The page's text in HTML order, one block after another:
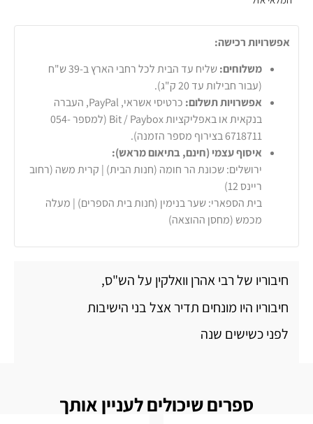
אפשרויות רכישה:
משלוחים:
שליח עד הבית לכל רחבי הארץ ב-39 ש"ח
(עבור חבילות עד 20 ק"ג).
אפשרויות תשלום:
כרטיסי אשראי, PayPal, העברה
בנקאית או באפליקציות Bit / Paybox (למספר 054-
6718711 בצירוף מספר הזמנה).
איסוף עצמי (חינם, בתיאום מראש):
ירושלים: שכונת הר חומה (חנות הבית) | קרית משה (רחוב
ריינס 12)
בית הספארי: שער בנימין (חנות בית הספרים) | מעלה
מכמש (מחסן ההוצאה)
חיבוריו של רבי אהרן וואלקין על הש"ס,
חיבוריו היו מונחים תדיר אצל בני הישיבות
לפני כשישים שנה
ספרים שיכולים לעניין אותך